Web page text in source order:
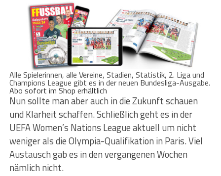
Alle Spielerinnen, alle Vereine, Stadien, Statistik, 2. Liga und
Champions League gibt es in der neuen Bundesliga-Ausgabe.
Abo sofort im Shop erhältlich
Nun sollte man aber auch in die Zukunft schauen
und Klarheit schaffen. Schließlich geht es in der
UEFA Women’s Nations League aktuell um nicht
weniger als die Olympia-Qualifikation in Paris. Viel
Austausch gab es in den vergangenen Wochen
nämlich nicht.